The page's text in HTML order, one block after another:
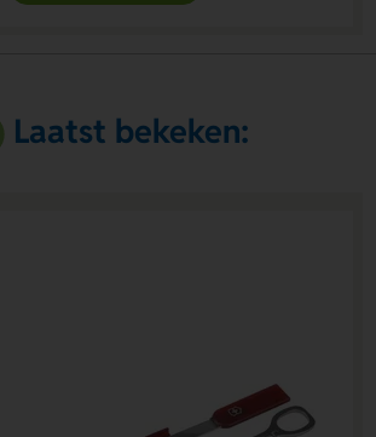
Laatst bekeken: